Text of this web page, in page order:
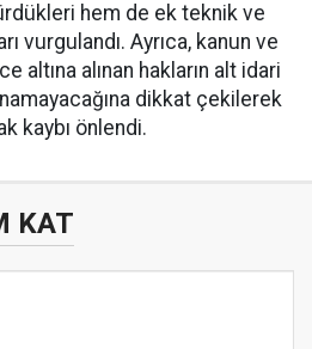
hem de ek teknik ve
vurgulandı. Ayrıca, kanun ve
altına alınan hakların alt idari
dikkat çekilerek
kaybı önlendi.
KAT